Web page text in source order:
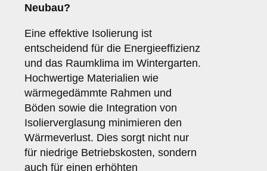
Neubau?
Eine effektive Isolierung ist
entscheidend für die Energieeffizienz
und das Raumklima im Wintergarten.
Hochwertige Materialien wie
wärmegedämmte Rahmen und
Böden sowie die Integration von
Isolierverglasung minimieren den
Wärmeverlust. Dies sorgt nicht nur
für niedrige Betriebskosten, sondern
auch für einen erhöhten